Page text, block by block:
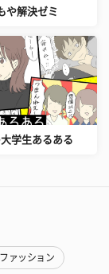
や解決ゼミ
学生あるある
ァッション